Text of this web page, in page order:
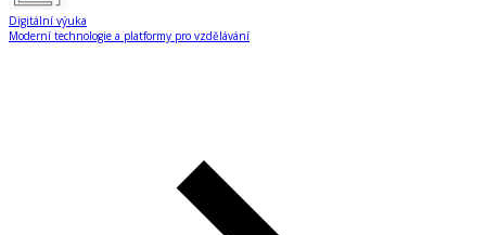
Digitální výuka
Moderní technologie a platformy pro vzdělávání